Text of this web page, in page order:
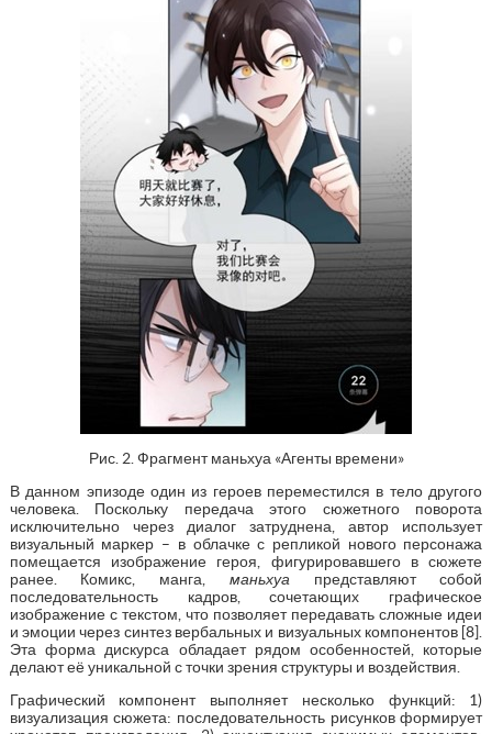
Рис. 2. Фрагмент маньхуа «Агенты времени»
В данном эпизоде один из героев переместился в тело другого
человека. Поскольку передача этого сюжетного поворота
исключительно через диалог затруднена, автор использует
визуальный маркер – в облачке с репликой нового персонажа
помещается изображение героя, фигурировавшего в сюжете
ранее. Комикс, манга, маньхуа представляют собой
последовательность кадров, сочетающих графическое
изображение с текстом, что позволяет передавать сложные идеи
и эмоции через синтез вербальных и визуальных компонентов [8].
Эта форма дискурса обладает рядом особенностей, которые
делают её уникальной с точки зрения структуры и воздействия.
Графический компонент выполняет несколько функций: 1)
визуализация сюжета: последовательность рисунков формирует